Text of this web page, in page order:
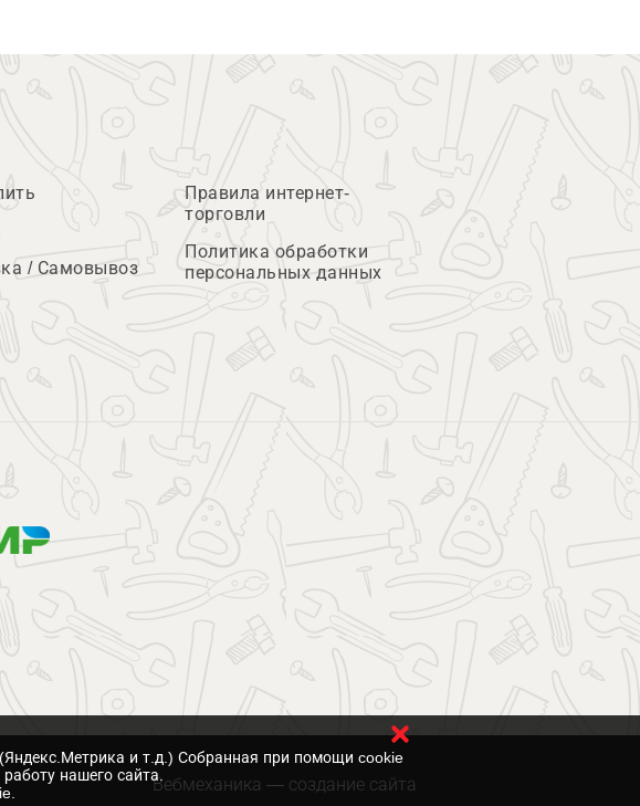
/ Самовывоз
Правила интернет-
торговли
Политика обработки
персональных данных
Вебмеханика — создание сайта
и т.д.) Собранная при помощи cookie
нашего сайта.